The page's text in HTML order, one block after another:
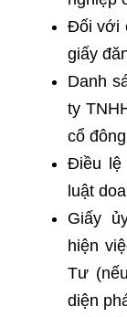
Đối với
giấy
Danh
ty
cổ
Điều lệ
luật
Giấy
hiện
Tư
diện